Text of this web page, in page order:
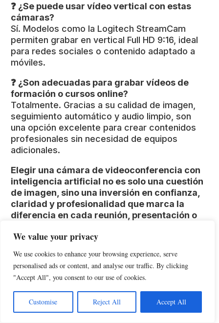
We value your privacy
We use cookies to enhance your browsing experience, serve
personalised ads or content, and analyse our traffic. By clicking
"Accept All", you consent to our use of cookies.
Customise Reject All Accept All
❓ ¿Se puede usar vídeo vertical con estas
cámaras?
Sí. Modelos como la Logitech StreamCam
permiten grabar en vertical Full HD 9:16, ideal
para redes sociales o contenido adaptado a
móviles.
❓ ¿Son adecuadas para grabar vídeos de
formación o cursos online?
Totalmente. Gracias a su calidad de imagen,
seguimiento automático y audio limpio, son
una opción excelente para crear contenidos
profesionales sin necesidad de equipos
adicionales.
Elegir una cámara de videoconferencia con
inteligencia artificial no es solo una cuestión
de imagen, sino una inversión en confianza,
claridad y profesionalidad que marca la
diferencia en cada reunión, presentación o
Nuestra selección
profesional
nuestra principal recomendación. Para una